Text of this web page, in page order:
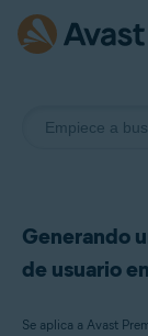
Generando
de usuario